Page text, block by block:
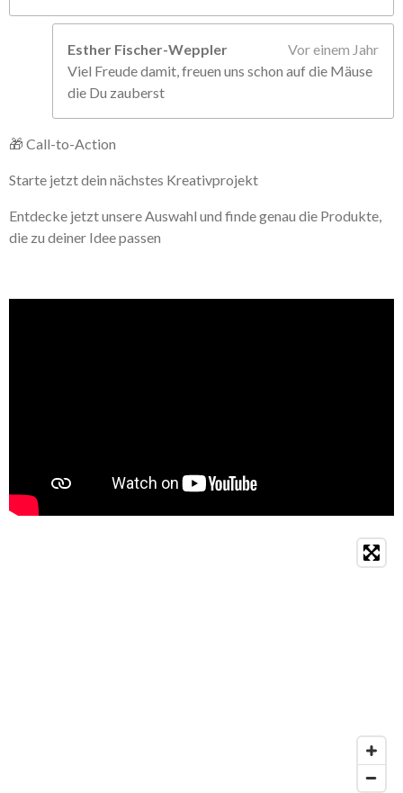
Esther Fischer-Weppler
Vor einem Jahr
Viel Freude damit, freuen uns schon auf die Mäuse
die Du zauberst
🎁 Call-to-Action
Starte jetzt dein nächstes Kreativprojekt
Entdecke jetzt unsere Auswahl und finde genau die Produkte,
die zu deiner Idee passen